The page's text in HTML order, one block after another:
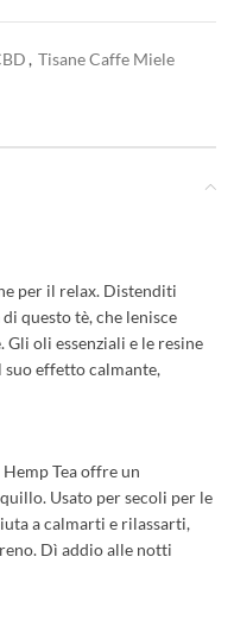
, Tisane Caffe Miele
per il relax. Distenditi
questo tè, che lenisce
oli essenziali e le resine
effetto calmante,
Tea offre un
Usato per secoli per le
a calmarti e rilassarti,
Dì addio alle notti